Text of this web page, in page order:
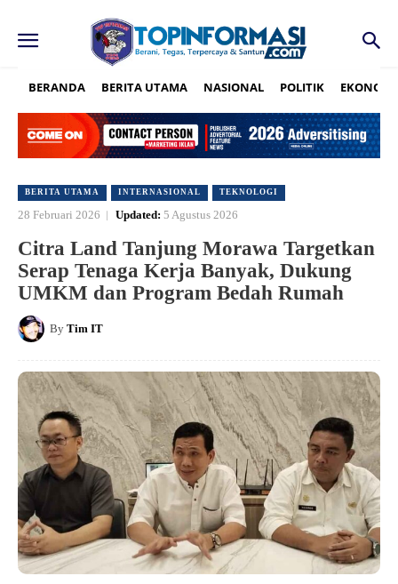
BERANDA BERITA UTAMA NASIONAL POLITIK EKONOMI
BERITA UTAMA INTERNASIONAL TEKNOLOGI
28 Februari 2026 Updated: 5 Agustus 2026
Citra Land Tanjung Morawa Targetkan
Serap Tenaga Kerja Banyak, Dukung
UMKM dan Program Bedah Rumah
By Tim IT